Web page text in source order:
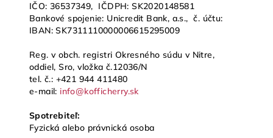
IČO: 36537349, IČDPH: SK2020148581
Bankové spojenie: Unicredit Bank, a.s.,č. účtu:
IBAN: SK7311110000006615295009
Reg. v obch. registri Okresného súdu v Nitre,
oddiel, Sro, vložka č.12036/N
tel. č.: +421 944 411480
e-mail: info@kofficherry.sk
Spotrebiteľ:
Fyzická alebo právnická osoba